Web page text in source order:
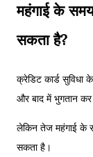
महंगाई के
सकता है?
क्रेडिट कार्ड सुविधा
और बाद में भुगतान
लेकिन तेज महंगाई के
सकता है।